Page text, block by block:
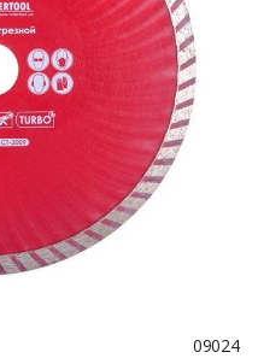
09024